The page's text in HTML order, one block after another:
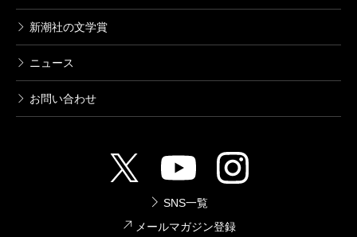
新潮社の文学賞
ニュース
お問い合わせ
SNS一覧
メールマガジン登録